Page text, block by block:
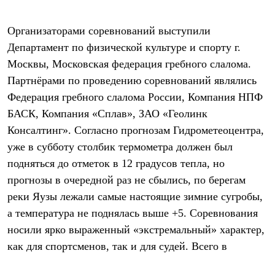
Куртки
Брюки
Штормовая одежда
Куртки
Брюки
Софтшелл одежда
Куртки
Брюки
Флисовая одежда
Куртки
Брюки
Термобелье
Теплое термобелье
Среднее термобелье
Легкое термобелье
Лёгкая одежда
Футболки
Толстовки
Организаторами соревнований выступили
Департамент по физической культуре и спорту г.
Москвы, Московская федерация гребного слалома.
Партнёрами по проведению соревнований являлись
Федерация гребного слалома России, Компания НПФ
БАСК, Компания «Сплав», ЗАО «Геолинк
Консалтинг». Согласно прогнозам Гидрометеоцентра,
уже в субботу столбик термометра должен был
подняться до отметок в 12 градусов тепла, но
прогнозы в очередной раз не сбылись, по берегам
реки Яузы лежали самые настоящие зимние сугробы,
а температура не поднялась выше +5. Соревнования
носили ярко выраженный «экстремальный» характер,
как для спортсменов, так и для судей. Всего в